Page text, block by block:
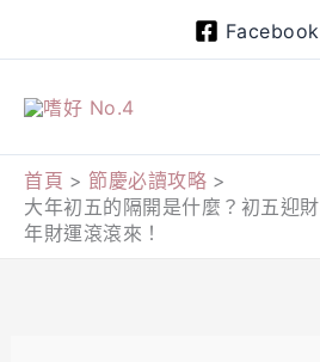
至
Facebook
首頁
節慶必讀攻略
大年初五的隔開是什麼？初五迎
年財運滾滾來！